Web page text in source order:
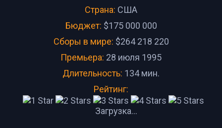
Страна: США
Бюджет: $175 000 000
Сборы в мире: $264 218 220
Премьера: 28 июля 1995
Длительность: 134 мин.
Рейтинг:
Загрузка...